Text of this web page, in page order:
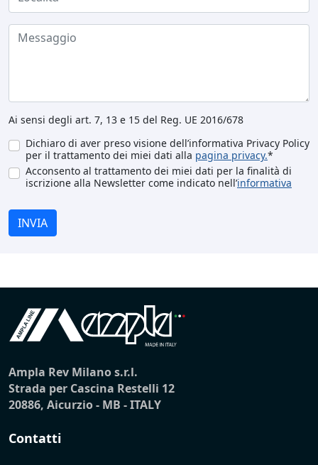
Ai sensi degli art. 7, 13 e 15 del Reg. UE 2016/678
Dichiaro di aver preso visione dell’informativa Privacy Policy
per il trattamento dei miei dati alla pagina privacy.*
Acconsento al trattamento dei miei dati per la finalità di
iscrizione alla Newsletter come indicato nell’informativa
INVIA
Ampla Rev Milano s.r.l.
Strada per Cascina Restelli 12
20886, Aicurzio - MB - ITALY
Contatti